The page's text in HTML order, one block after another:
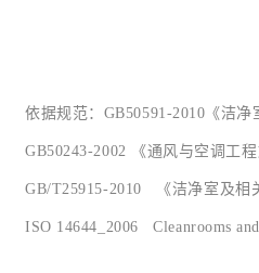
依据规范：GB50591-2010《洁净
GB50243-2002 《通风与空调工程
GB/T25915-2010 《洁净室及相关
ISO 14644_2006 Cleanrooms and